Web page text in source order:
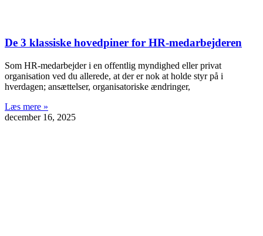
De 3 klassiske hovedpiner for HR-medarbejderen
Som HR-medarbejder i en offentlig myndighed eller privat
organisation ved du allerede, at der er nok at holde styr på i
hverdagen; ansættelser, organisatoriske ændringer,
Læs mere »
december 16, 2025